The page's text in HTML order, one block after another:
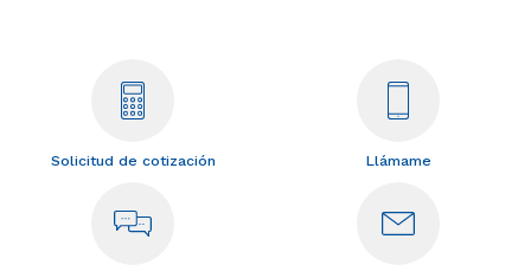
Solicitud de cotización Llámame